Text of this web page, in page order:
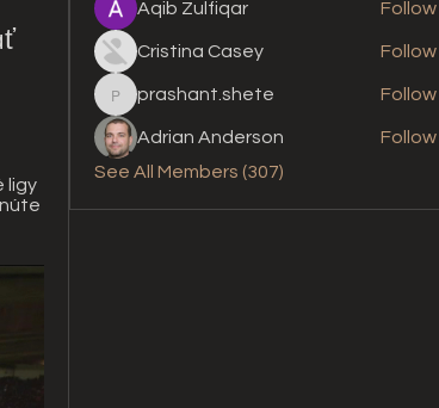
ligy
Aqib Zulfiqar Follow
Cristina Casey Follow
prashant.shete
prashant.shete Follow
Adrian Anderson
Follow
See All Members (307)